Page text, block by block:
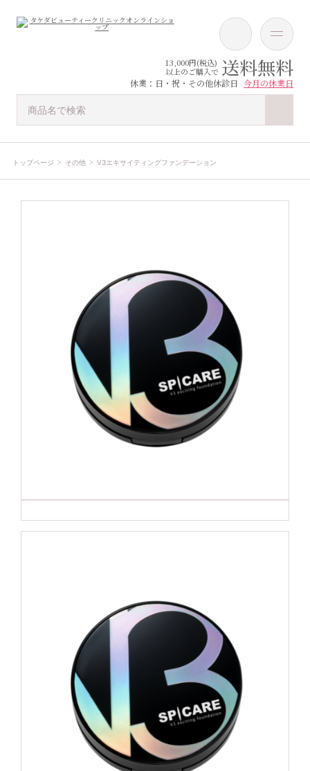
13,000円(税込)
以上のご購入で 送料無料
休業：日・祝・その他休診日 今月の休業日
トップページ その他 V3エキサイティングファンデーション